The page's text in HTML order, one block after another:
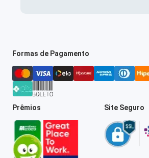
Formas de Pagamento
Prêmios Site Seguro